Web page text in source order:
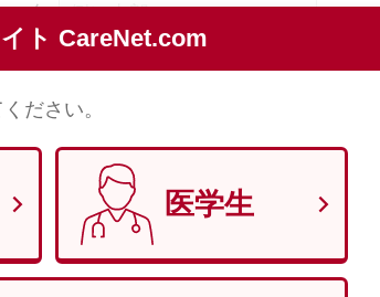
ト CareNet.com
ださい。
医学生
名
メイ
）1970年1月29日 → 19700129